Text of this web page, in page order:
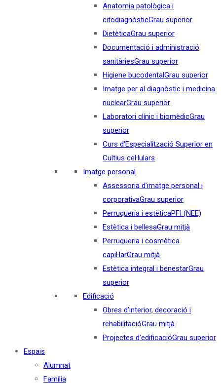
Anatomia patològica i
citodiagnòsticGrau superior
DietèticaGrau superior
Documentació i administració
sanitàriesGrau superior
Higiene bucodentalGrau superior
Imatge per al diagnòstic i medicina
nuclearGrau superior
Laboratori clínic i biomèdicGrau
superior
Curs d'Especialització Superior en
Cultius cel·lulars
Imatge personal
Assessoria d’imatge personal i
corporativaGrau superior
Perruqueria i estèticaPFI (NEE)
Estètica i bellesaGrau mitjà
Perruqueria i cosmètica
capil·larGrau mitjà
Estètica integral i benestarGrau
superior
Edificació
Obres d’interior, decoració i
rehabilitacióGrau mitjà
Projectes d’edificacióGrau superior
Espais
Alumnat
Família